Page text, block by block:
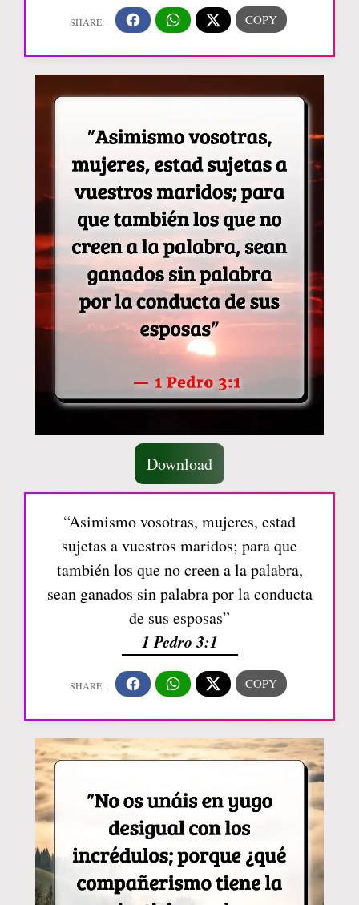
Download
“Asimismo vosotras, mujeres, estad
sujetas a vuestros maridos; para que
también los que no creen a la palabra,
sean ganados sin palabra por la conducta
de sus esposas”
1 Pedro 3:1